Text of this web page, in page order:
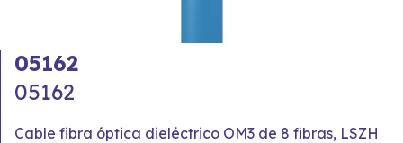
05162
05162
Cable fibra óptica dieléctrico OM3 de 8 fibras, LSZH